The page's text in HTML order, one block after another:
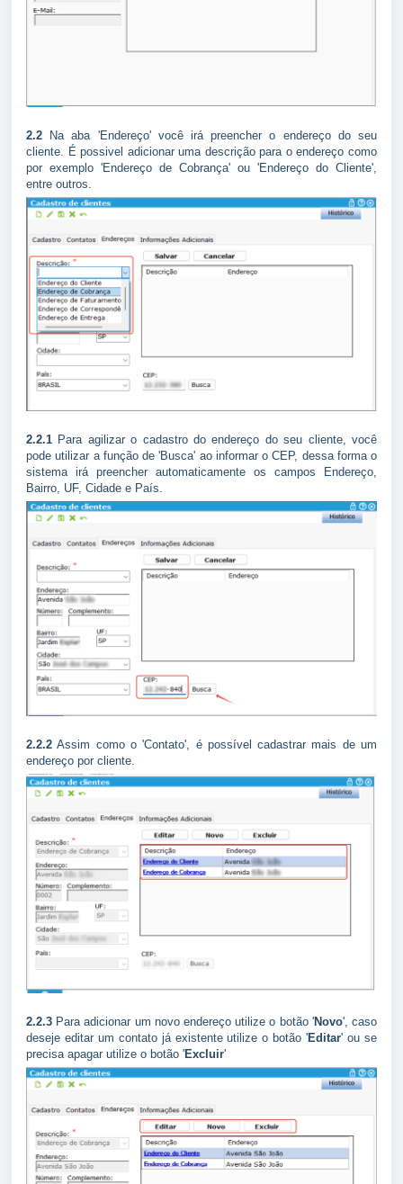
2.2 Na aba 'Endereço' você irá preencher o endereço do seu
cliente. É possivel adicionar uma descrição para o endereço como
por exemplo 'Endereço de Cobrança' ou 'Endereço do Cliente',
entre outros.
2.2.1 Para agilizar o cadastro do endereço do seu cliente, você
pode utilizar a função de 'Busca' ao informar o CEP, dessa forma o
sistema irá preencher automaticamente os campos Endereço,
Bairro, UF, Cidade e País.
2.2.2 Assim como o 'Contato', é possível cadastrar mais de um
endereço por cliente.
2.2.3 Para adicionar um novo endereço utilize o botão 'Novo', caso
deseje editar um contato já existente utilize o botão 'Editar' ou se
precisa apagar utilize o botão 'Excluir'